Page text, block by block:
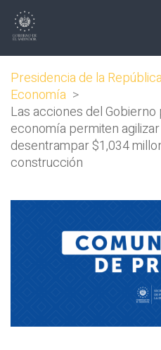
Presidencia de la
Economía >
Las acciones del Gobierno
economía permiten
desentrampar $1,034
construcción